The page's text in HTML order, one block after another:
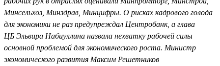
Минсельхоз, Минздрав, Минцифры. О рисках кадрового голода
для экономики не раз предупреждал Центробанк, а глава
ЦБ Эльвира Набиуллина назвала нехватку рабочей силы
основной проблемой для экономического роста. Министр
экономического развития Максим Решетников